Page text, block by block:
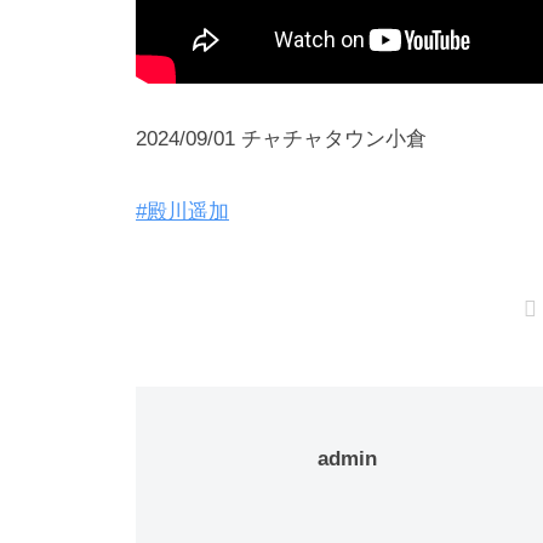
2024/09/01 チャチャタウン小倉
#殿川遥加
admin